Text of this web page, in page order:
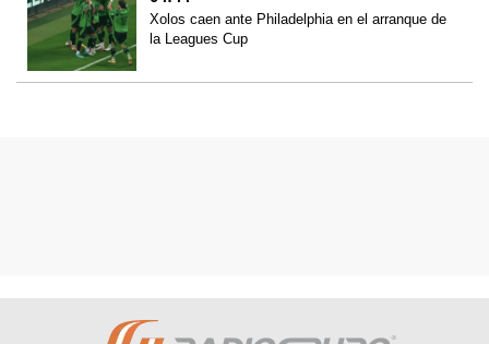
Xolos caen ante Philadelphia en el arranque de
la Leagues Cup